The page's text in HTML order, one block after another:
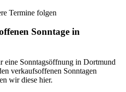
Termine folgen
Sonntage in
eine Sonntagsöffnung in Dortmund
verkaufsoffenen Sonntagen
wir diese hier.